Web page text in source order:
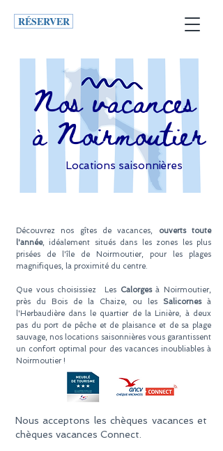
RÉSERVER
Nos vacances
à Noirmoutier
Locations saisonnières
Découvrez nos gîtes de vacances,
ouverts toute
l'année, idéalement situés dans les zones les plus
prisées de l'île de Noirmoutier, pour les plages
magnifiques, la proximité du centre.
Que vous choisissiez Les Calorgesà Noirmoutier,
près du Bois de la Chaize, ou les Salicornesà
l'Herbaudière dans le quartier de la Linière, à deux
pas du port de pêche et de plaisance et de sa plage
sauvage, nos locations saisonnières vous garantissent
un confort optimal pour des vacances inoubliables à
Noirmoutier !
​Nous acceptons les chèques vacances et
chèques vacances Connect.